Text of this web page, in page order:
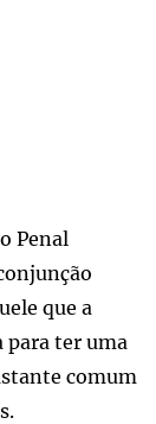
Penal
que a
para ter uma
comum